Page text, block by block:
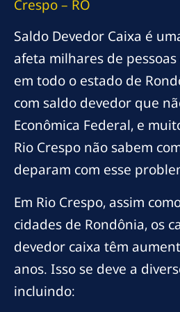
Crespo – RO
Saldo Devedor Caixa é
afeta milhares de pessoas
em todo o estado de
com saldo devedor que
Econômica Federal, e
Rio Crespo não sabem
deparam com esse
Em Rio Crespo, assim
cidades de Rondônia, os
devedor caixa têm
anos. Isso se deve a
incluindo: